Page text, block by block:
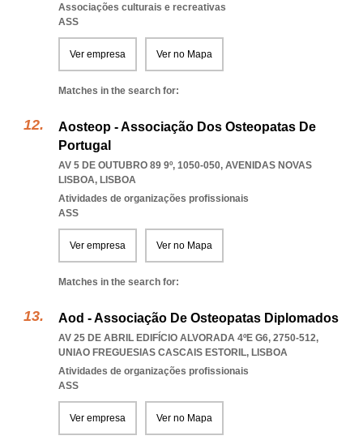
Associações culturais e recreativas
ASS
Ver empresa Ver no Mapa
Matches in the search for:
Aosteop - Associação Dos Osteopatas De
Portugal
AV 5 DE OUTUBRO 89 9º, 1050-050, AVENIDAS NOVAS
LISBOA, LISBOA
Atividades de organizações profissionais
ASS
Ver empresa Ver no Mapa
Matches in the search for:
Aod - Associação De Osteopatas Diplomados
AV 25 DE ABRIL EDIFÍCIO ALVORADA 4ºE G6, 2750-512,
UNIAO FREGUESIAS CASCAIS ESTORIL, LISBOA
Atividades de organizações profissionais
ASS
Ver empresa Ver no Mapa